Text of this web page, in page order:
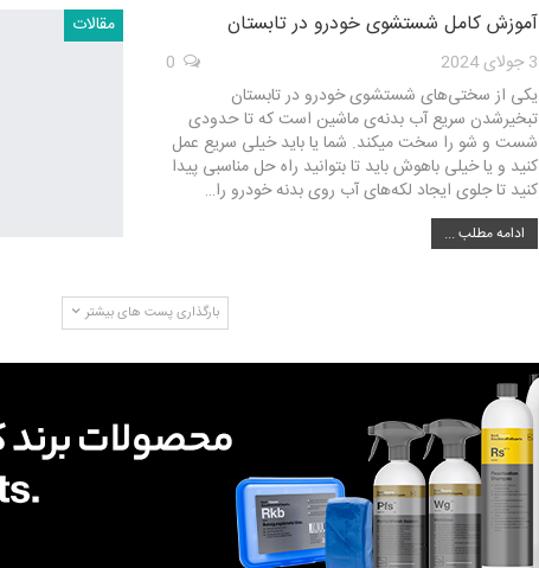
آموزش کامل شستشوی خودرو در تابستان
3 جولای 2024
یکی از سختی‌های شستشوی خودرو در تابستان
تبخیرشدن سریع آب بدنه‌ی ماشین است که تا حدودی
شست و شو را سخت میکند. شما یا باید خیلی سریع عمل
کنید و یا خیلی باهوش باید تا بتوانید راه حل مناسبی پیدا
کنید تا جلوی ایجاد لکه‌های آب روی بدنه خودرو را…
ادامه مطلب ...
مقالات
بارگذاری پست های بیشتر